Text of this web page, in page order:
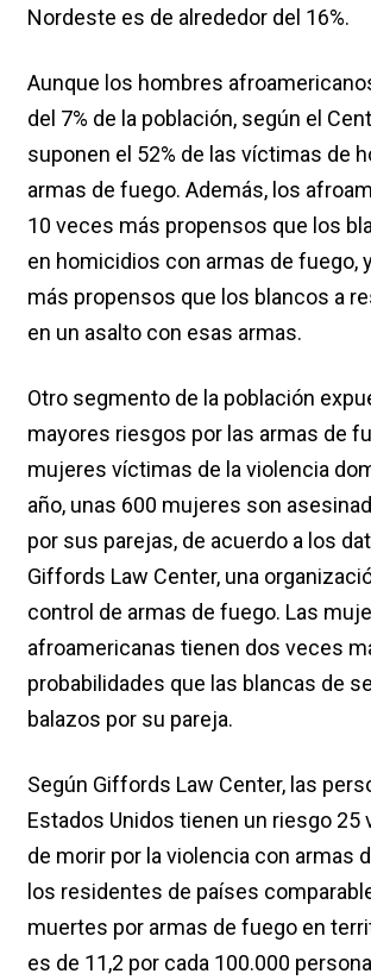
Nordeste es de alrededor del 16%.
Aunque los hombres
del 7% de la población, según el
suponen el 52% de las víctimas de
armas de fuego. Además, los
10 veces más propensos que los
en homicidios con armas de fuego,
más propensos que los blancos a
en un asalto con esas armas.
Otro segmento de la población
mayores riesgos por las armas de
mujeres víctimas de la violencia
año, unas 600 mujeres son
por sus parejas, de acuerdo a los
Giffords Law Center, una
control de armas de fuego. Las
afroamericanas tienen dos veces
probabilidades que las blancas de
balazos por su pareja.
Según Giffords Law Center, las
Estados Unidos tienen un riesgo 25
de morir por la violencia con armas
los residentes de países
muertes por armas de fuego en
es de 11,2 por cada 100.000